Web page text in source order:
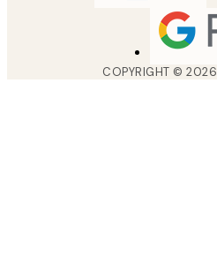
COPYRIGHT ©2026